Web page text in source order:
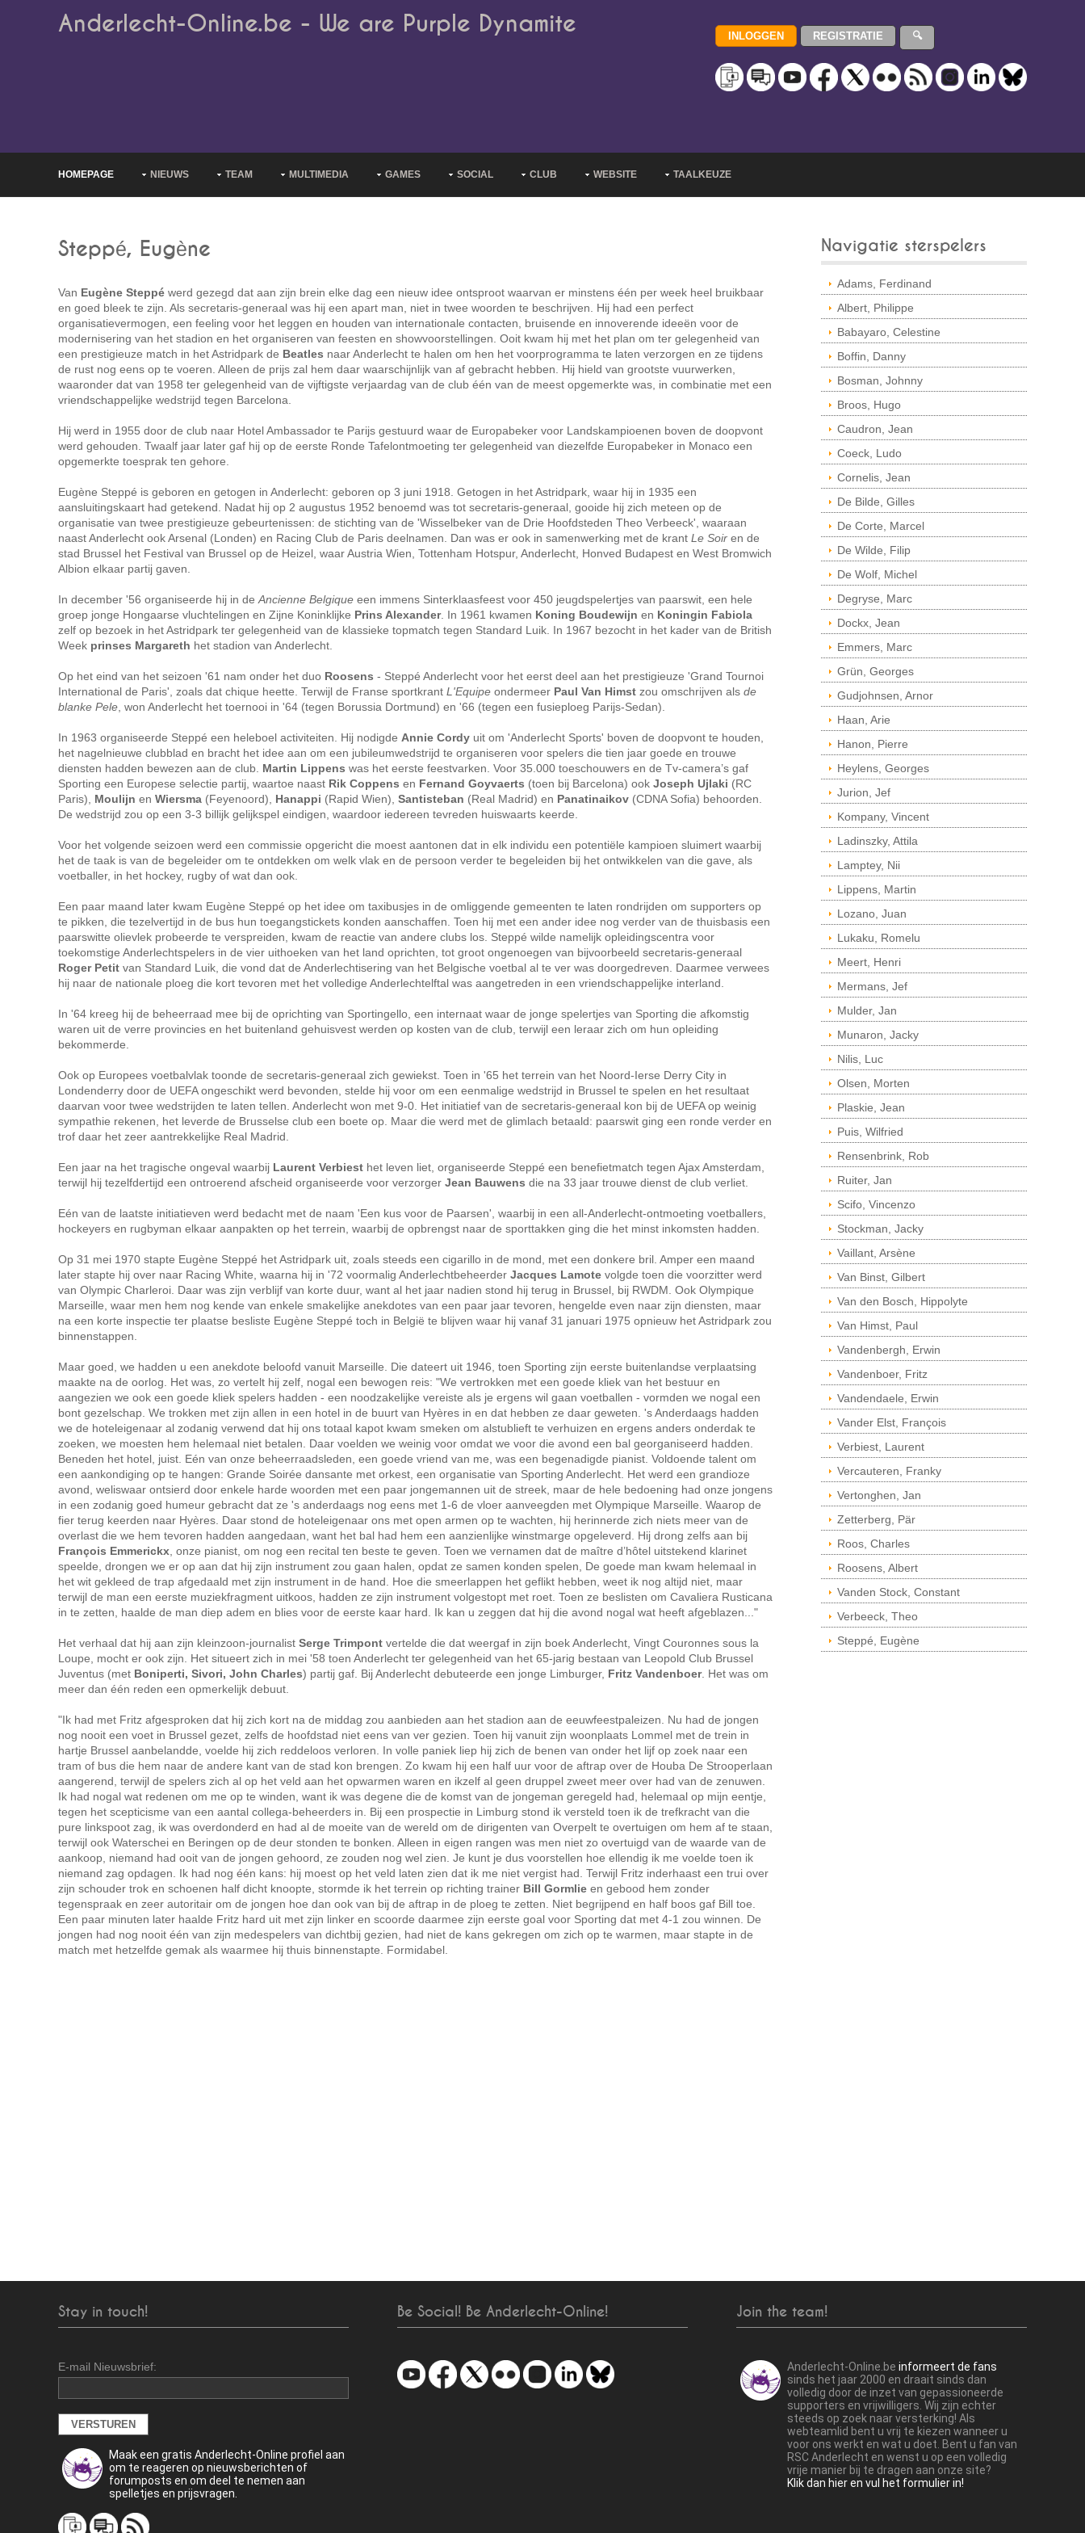
Anderlecht-Online.be - We are Purple Dynamite
HOMEPAGE NIEUWS TEAM MULTIMEDIA GAMES SOCIAL CLUB WEBSITE TAALKEUZE
Steppé, Eugène
Van Eugène Steppé werd gezegd dat aan zijn brein elke dag een nieuw idee ontsproot waarvan er minstens één per week heel bruikbaar
en goed bleek te zijn. Als secretaris-generaal was hij een apart man, niet in twee woorden te beschrijven. Hij had een perfect
organisatievermogen, een feeling voor het leggen en houden van internationale contacten, bruisende en innoverende ideeën voor de
modernisering van het stadion en het organiseren van feesten en showvoorstellingen. Ooit kwam hij met het plan om ter gelegenheid van
een prestigieuze match in het Astridpark de Beatles naar Anderlecht te halen om hen het voorprogramma te laten verzorgen en ze tijdens
de rust nog eens op te voeren. Alleen de prijs zal hem daar waarschijnlijk van af gebracht hebben. Hij hield van grootste vuurwerken,
waaronder dat van 1958 ter gelegenheid van de vijftigste verjaardag van de club één van de meest opgemerkte was, in combinatie met een
vriendschappelijke wedstrijd tegen Barcelona.
Hij werd in 1955 door de club naar Hotel Ambassador te Parijs gestuurd waar de Europabeker voor Landskampioenen boven de doopvont
werd gehouden. Twaalf jaar later gaf hij op de eerste Ronde Tafelontmoeting ter gelegenheid van diezelfde Europabeker in Monaco een
opgemerkte toesprak ten gehore.
Eugène Steppé is geboren en getogen in Anderlecht: geboren op 3 juni 1918. Getogen in het Astridpark, waar hij in 1935 een
aansluitingskaart had getekend. Nadat hij op 2 augustus 1952 benoemd was tot secretaris-generaal, gooide hij zich meteen op de
organisatie van twee prestigieuze gebeurtenissen: de stichting van de 'Wisselbeker van de Drie Hoofdsteden Theo Verbeeck', waaraan
naast Anderlecht ook Arsenal (Londen) en Racing Club de Paris deelnamen. Dan was er ook in samenwerking met de krant Le Soir en de
stad Brussel het Festival van Brussel op de Heizel, waar Austria Wien, Tottenham Hotspur, Anderlecht, Honved Budapest en West Bromwich
Albion elkaar partij gaven.
In december '56 organiseerde hij in de Ancienne Belgique een immens Sinterklaasfeest voor 450 jeugdspelertjes van paarswit, een hele
groep jonge Hongaarse vluchtelingen en Zijne Koninklijke Prins Alexander. In 1961 kwamen Koning Boudewijn en Koningin Fabiola
zelf op bezoek in het Astridpark ter gelegenheid van de klassieke topmatch tegen Standard Luik. In 1967 bezocht in het kader van de British
Week prinses Margareth het stadion van Anderlecht.
Op het eind van het seizoen '61 nam onder het duo Roosens - Steppé Anderlecht voor het eerst deel aan het prestigieuze 'Grand Tournoi
International de Paris', zoals dat chique heette. Terwijl de Franse sportkrant L'Equipe ondermeer Paul Van Himst zou omschrijven als de
blanke Pele , won Anderlecht het toernooi in '64 (tegen Borussia Dortmund) en '66 (tegen een fusieploeg Parijs-Sedan).
In 1963 organiseerde Steppé een heleboel activiteiten. Hij nodigde Annie Cordy uit om 'Anderlecht Sports' boven de doopvont te houden,
het nagelnieuwe clubblad en bracht het idee aan om een jubileumwedstrijd te organiseren voor spelers die tien jaar goede en trouwe
diensten hadden bewezen aan de club. Martin Lippens was het eerste feestvarken. Voor 35.000 toeschouwers en de Tv-camera’s gaf
Sporting een Europese selectie partij, waartoe naast Rik Coppens en Fernand Goyvaerts (toen bij Barcelona) ook Joseph Ujlaki (RC
Paris), Moulijn en Wiersma (Feyenoord), Hanappi (Rapid Wien), Santisteban (Real Madrid) en Panatinaikov (CDNA Sofia) behoorden.
De wedstrijd zou op een 3-3 billijk gelijkspel eindigen, waardoor iedereen tevreden huiswaarts keerde.
Voor het volgende seizoen werd een commissie opgericht die moest aantonen dat in elk individu een potentiële kampioen sluimert waarbij
het de taak is van de begeleider om te ontdekken om welk vlak en de persoon verder te begeleiden bij het ontwikkelen van die gave, als
voetballer, in het hockey, rugby of wat dan ook.
Een paar maand later kwam Eugène Steppé op het idee om taxibusjes in de omliggende gemeenten te laten rondrijden om supporters op
te pikken, die tezelvertijd in de bus hun toegangstickets konden aanschaffen. Toen hij met een ander idee nog verder van de thuisbasis een
paarswitte olievlek probeerde te verspreiden, kwam de reactie van andere clubs los. Steppé wilde namelijk opleidingscentra voor
toekomstige Anderlechtspelers in de vier uithoeken van het land oprichten, tot groot ongenoegen van bijvoorbeeld secretaris-generaal
Roger Petit van Standard Luik, die vond dat de Anderlechtisering van het Belgische voetbal al te ver was doorgedreven. Daarmee verwees
hij naar de nationale ploeg die kort tevoren met het volledige Anderlechtelftal was aangetreden in een vriendschappelijke interland.
In '64 kreeg hij de beheerraad mee bij de oprichting van Sportingello, een internaat waar de jonge spelertjes van Sporting die afkomstig
waren uit de verre provincies en het buitenland gehuisvest werden op kosten van de club, terwijl een leraar zich om hun opleiding
bekommerde.
Ook op Europees voetbalvlak toonde de secretaris-generaal zich gewiekst. Toen in '65 het terrein van het Noord-Ierse Derry City in
Londenderry door de UEFA ongeschikt werd bevonden, stelde hij voor om een eenmalige wedstrijd in Brussel te spelen en het resultaat
daarvan voor twee wedstrijden te laten tellen. Anderlecht won met 9-0. Het initiatief van de secretaris-generaal kon bij de UEFA op weinig
sympathie rekenen, het leverde de Brusselse club een boete op. Maar die werd met de glimlach betaald: paarswit ging een ronde verder en
trof daar het zeer aantrekkelijke Real Madrid.
Een jaar na het tragische ongeval waarbij Laurent Verbiest het leven liet, organiseerde Steppé een benefietmatch tegen Ajax Amsterdam,
terwijl hij tezelfdertijd een ontroerend afscheid organiseerde voor verzorger Jean Bauwens die na 33 jaar trouwe dienst de club verliet.
Eén van de laatste initiatieven werd bedacht met de naam 'Een kus voor de Paarsen', waarbij in een all-Anderlecht-ontmoeting voetballers,
hockeyers en rugbyman elkaar aanpakten op het terrein, waarbij de opbrengst naar de sporttakken ging die het minst inkomsten hadden.
Op 31 mei 1970 stapte Eugène Steppé het Astridpark uit, zoals steeds een cigarillo in de mond, met een donkere bril. Amper een maand
later stapte hij over naar Racing White, waarna hij in '72 voormalig Anderlechtbeheerder Jacques Lamote volgde toen die voorzitter werd
van Olympic Charleroi. Daar was zijn verblijf van korte duur, want al het jaar nadien stond hij terug in Brussel, bij RWDM. Ook Olympique
Marseille, waar men hem nog kende van enkele smakelijke anekdotes van een paar jaar tevoren, hengelde even naar zijn diensten, maar
na een korte inspectie ter plaatse besliste Eugène Steppé toch in België te blijven waar hij vanaf 31 januari 1975 opnieuw het Astridpark zou
binnenstappen.
Maar goed, we hadden u een anekdote beloofd vanuit Marseille. Die dateert uit 1946, toen Sporting zijn eerste buitenlandse verplaatsing
maakte na de oorlog. Het was, zo vertelt hij zelf, nogal een bewogen reis: "We vertrokken met een goede kliek van het bestuur en
aangezien we ook een goede kliek spelers hadden - een noodzakelijke vereiste als je ergens wil gaan voetballen - vormden we nogal een
bont gezelschap. We trokken met zijn allen in een hotel in de buurt van Hyères in en dat hebben ze daar geweten. 's Anderdaags hadden
we de hoteleigenaar al zodanig verwend dat hij ons totaal kapot kwam smeken om alstublieft te verhuizen en ergens anders onderdak te
zoeken, we moesten hem helemaal niet betalen. Daar voelden we weinig voor omdat we voor die avond een bal georganiseerd hadden.
Beneden het hotel, juist. Eén van onze beheerraadsleden, een goede vriend van me, was een begenadigde pianist. Voldoende talent om
een aankondiging op te hangen: Grande Soirée dansante met orkest, een organisatie van Sporting Anderlecht. Het werd een grandioze
avond, weliswaar ontsierd door enkele harde woorden met een paar jongemannen uit de streek, maar de hele bedoening had onze jongens
in een zodanig goed humeur gebracht dat ze 's anderdaags nog eens met 1-6 de vloer aanveegden met Olympique Marseille. Waarop de
fier terug keerden naar Hyères. Daar stond de hoteleigenaar ons met open armen op te wachten, hij herinnerde zich niets meer van de
overlast die we hem tevoren hadden aangedaan, want het bal had hem een aanzienlijke winstmarge opgeleverd. Hij drong zelfs aan bij
François Emmerickx , onze pianist, om nog een recital ten beste te geven. Toen we vernamen dat de maître d’hôtel uitstekend klarinet
speelde, drongen we er op aan dat hij zijn instrument zou gaan halen, opdat ze samen konden spelen, De goede man kwam helemaal in
het wit gekleed de trap afgedaald met zijn instrument in de hand. Hoe die smeerlappen het geflikt hebben, weet ik nog altijd niet, maar
terwijl de man een eerste muziekfragment uitkoos, hadden ze zijn instrument volgestopt met roet. Toen ze beslisten om Cavaliera Rusticana
in te zetten, haalde de man diep adem en blies voor de eerste kaar hard. Ik kan u zeggen dat hij die avond nogal wat heeft afgeblazen..."
Het verhaal dat hij aan zijn kleinzoon-journalist Serge Trimpont vertelde die dat weergaf in zijn boek Anderlecht, Vingt Couronnes sous la
Loupe, mocht er ook zijn. Het situeert zich in mei '58 toen Anderlecht ter gelegenheid van het 65-jarig bestaan van Leopold Club Brussel
Juventus (met Boniperti, Sivori, John Charles) partij gaf. Bij Anderlecht debuteerde een jonge Limburger, Fritz Vandenboer. Het was om
meer dan één reden een opmerkelijk debuut.
"Ik had met Fritz afgesproken dat hij zich kort na de middag zou aanbieden aan het stadion aan de eeuwfeestpaleizen. Nu had de jongen
nog nooit een voet in Brussel gezet, zelfs de hoofdstad niet eens van ver gezien. Toen hij vanuit zijn woonplaats Lommel met de trein in
hartje Brussel aanbelandde, voelde hij zich reddeloos verloren. In volle paniek liep hij zich de benen van onder het lijf op zoek naar een
tram of bus die hem naar de andere kant van de stad kon brengen. Zo kwam hij een half uur voor de aftrap over de Houba De Strooperlaan
aangerend, terwijl de spelers zich al op het veld aan het opwarmen waren en ikzelf al geen druppel zweet meer over had van de zenuwen.
Ik had nogal wat redenen om me op te winden, want ik was degene die de komst van de jongeman geregeld had, helemaal op mijn eentje,
tegen het scepticisme van een aantal collega-beheerders in. Bij een prospectie in Limburg stond ik versteld toen ik de trefkracht van die
pure linkspoot zag, ik was overdonderd en had al de moeite van de wereld om de dirigenten van Overpelt te overtuigen om hem af te staan,
terwijl ook Waterschei en Beringen op de deur stonden te bonken. Alleen in eigen rangen was men niet zo overtuigd van de waarde van de
aankoop, niemand had ooit van de jongen gehoord, ze zouden nog wel zien. Je kunt je dus voorstellen hoe ellendig ik me voelde toen ik
niemand zag opdagen. Ik had nog één kans: hij moest op het veld laten zien dat ik me niet vergist had. Terwijl Fritz inderhaast een trui over
zijn schouder trok en schoenen half dicht knoopte, stormde ik het terrein op richting trainer Bill Gormlie en gebood hem zonder
tegenspraak en zeer autoritair om de jongen hoe dan ook van bij de aftrap in de ploeg te zetten. Niet begrijpend en half boos gaf Bill toe.
Een paar minuten later haalde Fritz hard uit met zijn linker en scoorde daarmee zijn eerste goal voor Sporting dat met 4-1 zou winnen. De
jongen had nog nooit één van zijn medespelers van dichtbij gezien, had niet de kans gekregen om zich op te warmen, maar stapte in de
match met hetzelfde gemak als waarmee hij thuis binnenstapte. Formidabel.
Navigatie sterspelers
Adams, Ferdinand
Albert, Philippe
Babayaro, Celestine
Boffin, Danny
Bosman, Johnny
Broos, Hugo
Caudron, Jean
Coeck, Ludo
Cornelis, Jean
De Bilde, Gilles
De Corte, Marcel
De Wilde, Filip
De Wolf, Michel
Degryse, Marc
Dockx, Jean
Emmers, Marc
Grün, Georges
Gudjohnsen, Arnor
Haan, Arie
Hanon, Pierre
Heylens, Georges
Jurion, Jef
Kompany, Vincent
Ladinszky, Attila
Lamptey, Nii
Lippens, Martin
Lozano, Juan
Lukaku, Romelu
Meert, Henri
Mermans, Jef
Mulder, Jan
Munaron, Jacky
Nilis, Luc
Olsen, Morten
Plaskie, Jean
Puis, Wilfried
Rensenbrink, Rob
Ruiter, Jan
Scifo, Vincenzo
Stockman, Jacky
Vaillant, Arsène
Van Binst, Gilbert
Van den Bosch, Hippolyte
Van Himst, Paul
Vandenbergh, Erwin
Vandenboer, Fritz
Vandendaele, Erwin
Vander Elst, François
Verbiest, Laurent
Vercauteren, Franky
Vertonghen, Jan
Zetterberg, Pär
Roos, Charles
Roosens, Albert
Vanden Stock, Constant
Verbeeck, Theo
Steppé, Eugène
Stay in touch!
E-mail Nieuwsbrief:
Maak een gratis Anderlecht-Online profiel aan
om te reageren op nieuwsberichten of
forumposts en om deel te nemen aan
spelletjes en prijsvragen.
Be Social! Be Anderlecht-Online! Join the team!
Anderlecht-Online.be informeert de fans
sinds het jaar 2000 en draait sinds dan
volledig door de inzet van gepassioneerde
supporters en vrijwilligers. Wij zijn echter
steeds op zoek naar versterking! Als
webteamlid bent u vrij te kiezen wanneer u
voor ons werkt en wat u doet. Bent u fan van
RSC Anderlecht en wenst u op een volledig
vrije manier bij te dragen aan onze site?
Klik dan hier en vul het formulier in!